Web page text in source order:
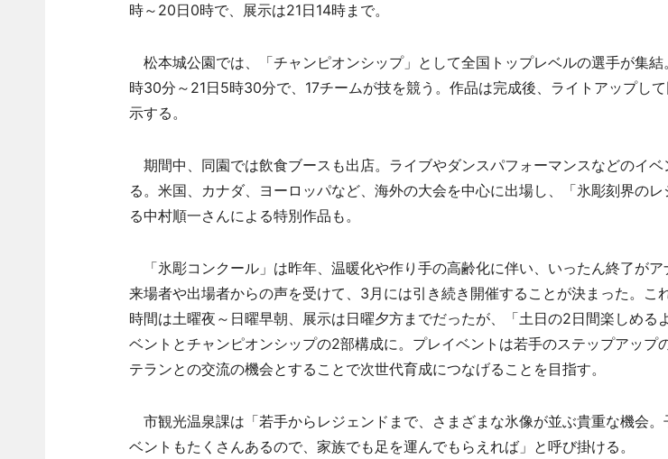
時～20日0時で、展示は21日14時まで。
松本城公園では、「チャンピオンシップ」として全国トップレベルの選手が集
時30分～21日5時30分で、17チームが技を競う。作品は完成後、ライトアップし
示する。
期間中、同園では飲食ブースも出店。ライブやダンスパフォーマンスなどのイベ
る。米国、カナダ、ヨーロッパなど、海外の大会を中心に出場し、「氷彫刻界の
る中村順一さんによる特別作品も。
「氷彫コンクール」は昨年、温暖化や作り手の高齢化に伴い、いったん終了がア
来場者や出場者からの声を受けて、3月には引き続き開催することが決まった。こ
時間は土曜夜～日曜早朝、展示は日曜夕方までだったが、「土日の2日間楽しめる
ベントとチャンピオンシップの2部構成に。プレイベントは若手のステップアップ
テランとの交流の機会とすることで次世代育成につなげることを目指す。
市観光温泉課は「若手からレジェンドまで、さまざまな氷像が並ぶ貴重な機会。
ベントもたくさんあるので、家族でも足を運んでもらえれば」と呼び掛ける。